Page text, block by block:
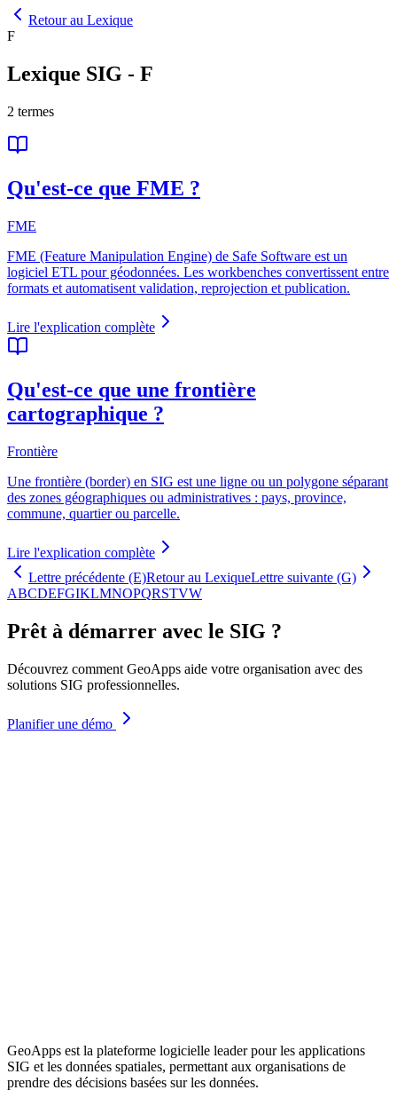
Retour au Lexique
F
Lexique SIG - F
2 termes
Qu'est-ce que FME ?
FME
FME (Feature Manipulation Engine) de Safe Software est un
logiciel ETL pour géodonnées. Les workbenches convertissent entre
formats et automatisent validation, reprojection et publication.
Lire l'explication complète
Qu'est-ce que une frontière
cartographique ?
Frontière
Une frontière (border) en SIG est une ligne ou un polygone séparant
des zones géographiques ou administratives : pays, province,
commune, quartier ou parcelle.
Lire l'explication complète
Lettre précédente (E)Retour au LexiqueLettre suivante (G)
ABCDEFGIKLMNOPQRSTVW
Prêt à démarrer avec le SIG ?
Découvrez comment GeoApps aide votre organisation avec des
solutions SIG professionnelles.
Planifier une démo
GeoApps est la plateforme logicielle leader pour les applications
SIG et les données spatiales, permettant aux organisations de
prendre des décisions basées sur les données.